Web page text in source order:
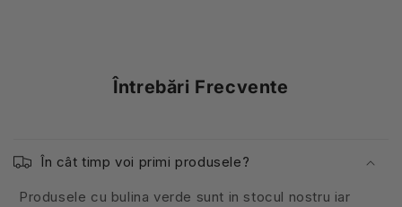
Întrebări Frecvente
În cât timp voi primi produsele?
Produsele cu bulina verde sunt in stocul nostru iar